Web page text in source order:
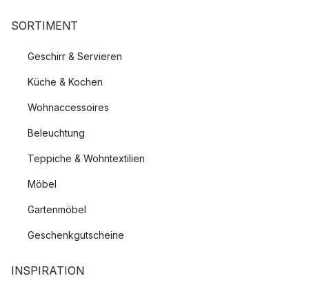
SORTIMENT
Geschirr & Servieren
Küche & Kochen
Wohnaccessoires
Beleuchtung
Teppiche & Wohntextilien
Möbel
Gartenmöbel
Geschenkgutscheine
INSPIRATION